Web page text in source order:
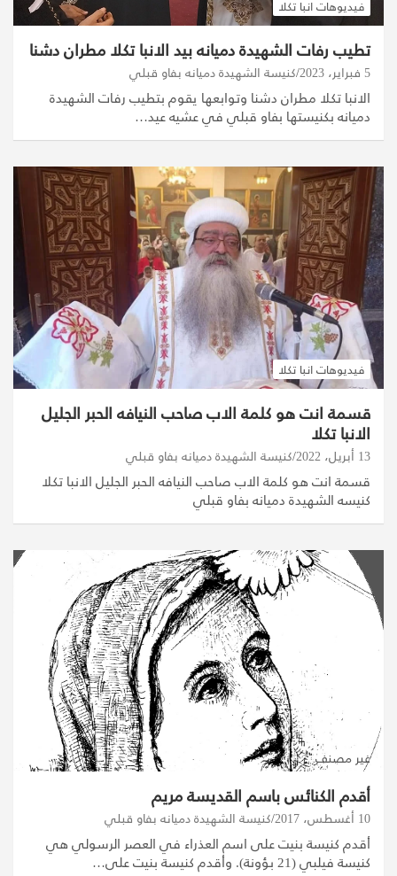
فيديوهات انبا تكلا
تطيب رفات الشهيدة دميانه بيد الانبا تكلا مطران دشنا
5 فبراير، 2023 كنيسة الشهيدة دميانه بفاو قبلي
الانبا تكلا مطران دشنا وتوابعها يقوم بتطيب رفات الشهيدة
دميانه بكنيستها بفاو قبلي في عشيه عيد…
فيديوهات انبا تكلا
قسمة انت هو كلمة الاب صاحب النيافه الحبر الجليل
الانبا تكلا
13 أبريل، 2022 كنيسة الشهيدة دميانه بفاو قبلي
قسمة انت هو كلمة الاب صاحب النيافه الحبر الجليل الانبا تكلا
كنيسه الشهيدة دميانه بفاو قبلي
غير مصنف
أقدم الكنائس باسم القديسة مريم
10 أغسطس، 2017 كنيسة الشهيدة دميانه بفاو قبلي
أقدم كنيسة بنيت على اسم العذراء في العصر الرسولي هي
كنيسة فيلبي (21 بؤونة). وأقدم كنيسة بنيت على…